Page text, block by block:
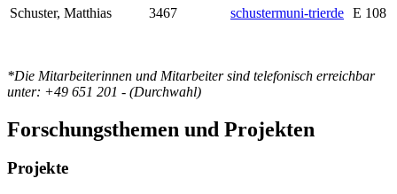
Schuster, Matthias 3467 schustermuni-trierde E 108
*Die Mitarbeiterinnen und Mitarbeiter sind telefonisch erreichbar
unter: +49 651 201 - (Durchwahl)
Forschungsthemen und Projekten
Projekte